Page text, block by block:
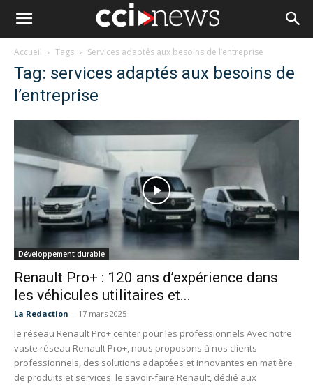
Accueil Tags Services adaptés aux besoins de l’entreprise
Tag: services adaptés aux besoins de
l’entreprise
Développement durable
Renault Pro+ : 120 ans d’expérience dans
les véhicules utilitaires et...
La Redaction - 17 mars 2025
le réseau Renault Pro+ center pour les professionnels Avec notre
vaste réseau Renault Pro+, nous proposons à nos clients
professionnels, des solutions adaptées et innovantes en matière
de produits et services. le savoir-faire Renault, dédié aux